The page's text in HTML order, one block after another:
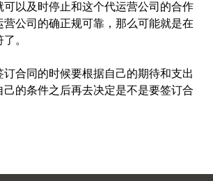
可以及时停止和这个代运营公司的合作
营公司的确正规可靠，那么可能就是在
。
订合同的时候要根据自己的期待和支出
己的条件之后再去决定是不是要签订合